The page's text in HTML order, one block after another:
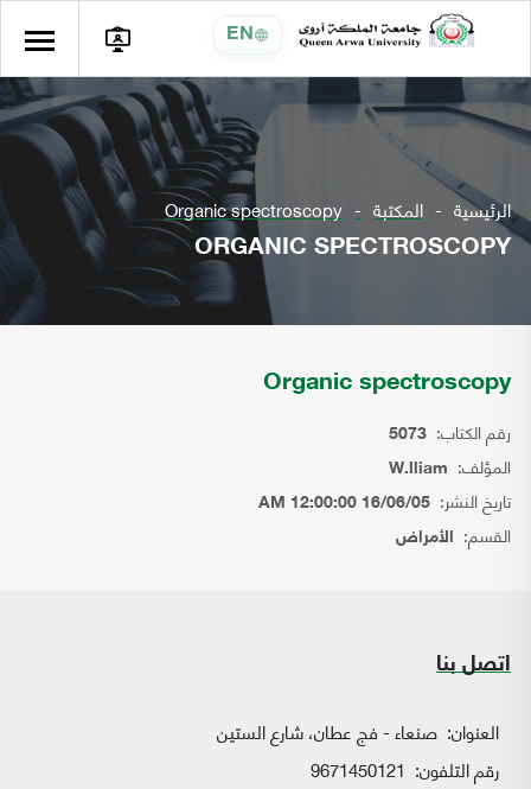
EN
الرئيسية المكتبة Organic spectroscopy
ORGANIC SPECTROSCOPY
Organic spectroscopy
رقم الكتاب: 5073
المؤلف: W.lliam
تاريخ النشر: 16/06/05 12:00:00 AM
القسم: الأمراض
اتصل بنا
العنوان: صنعاء - فج عطان، شارع الستين
رقم التلفون: 9671450121